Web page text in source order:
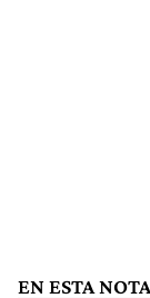
EN ESTA NOTA